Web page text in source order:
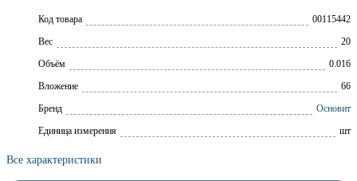
Код товара
00115442
Вес
20
Объём
0.016
Вложение
66
Брeнд
Основит
Единица измерения
шт
Все характеристики